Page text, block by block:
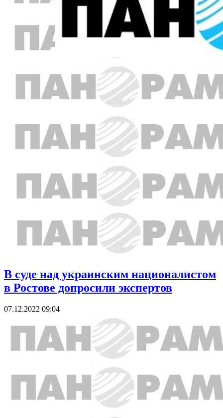
В суде над украинским националистом
в Ростове допросили экспертов
07.12.2022 09:04